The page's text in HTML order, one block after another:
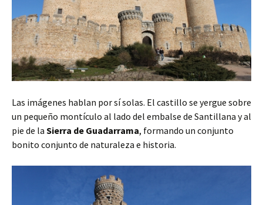
Las imágenes hablan por sí solas. El castillo se yergue sobre
un pequeño montículo al lado del embalse de Santillana y al
pie de la Sierra de Guadarrama, formando un conjunto
bonito conjunto de naturaleza e historia.